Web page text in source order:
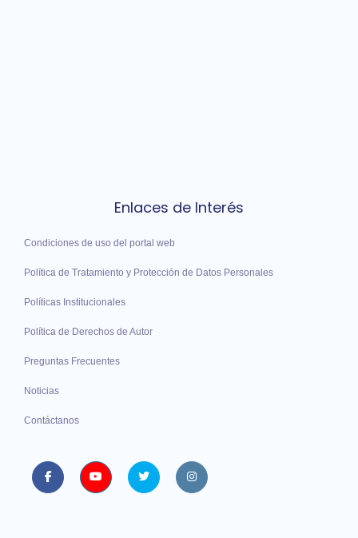
Enlaces de Interés
Condiciones de uso del portal web
Política de Tratamiento y Protección de Datos Personales
Políticas Institucionales
Política de Derechos de Autor
Preguntas Frecuentes
Noticias
Contáctanos
Facebook Youtubetwitter instagram